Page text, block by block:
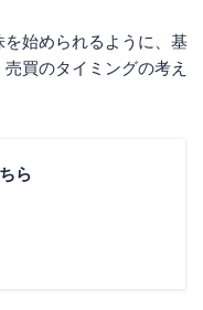
始められるように、基
買のタイミングの考え
ら